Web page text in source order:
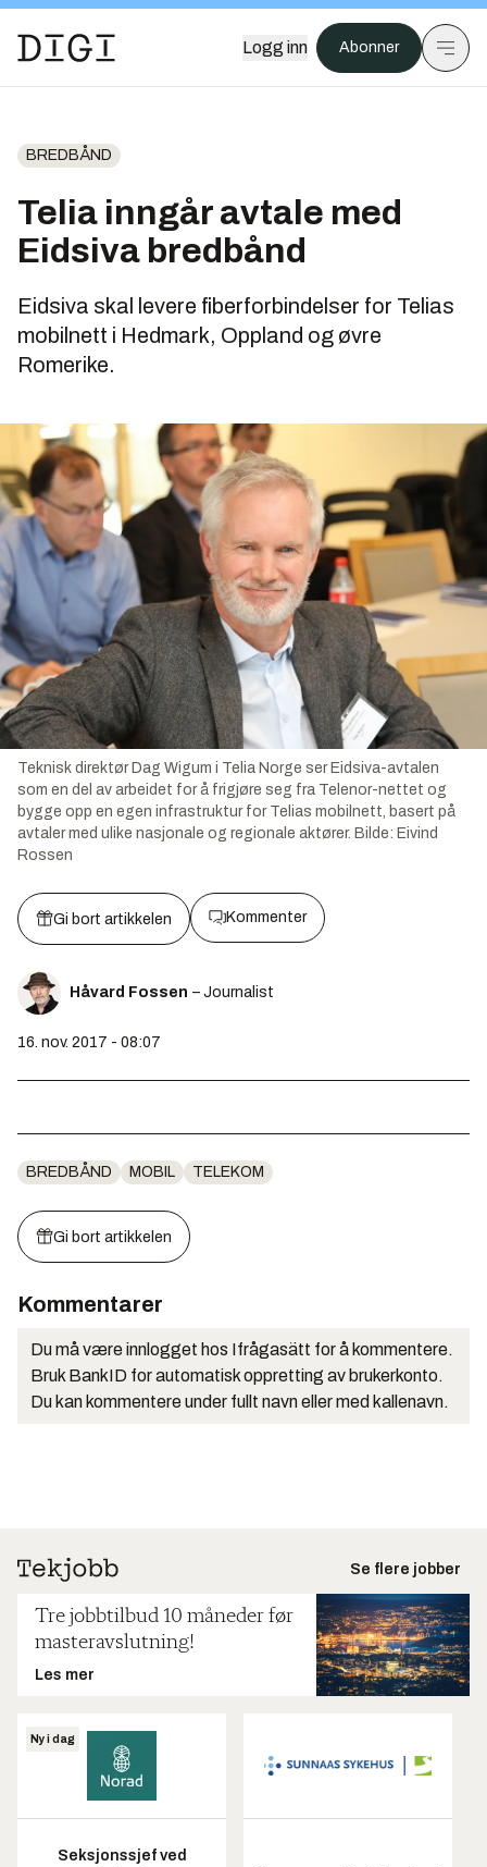
Logg inn Abonner
BREDBÅND
Telia inngår avtale med
Eidsiva bredbånd
Eidsiva skal levere fiberforbindelser for Telias
mobilnett i Hedmark, Oppland og øvre
Romerike.
Teknisk direktør Dag Wigum i Telia Norge ser Eidsiva-avtalen
som en del av arbeidet for å frigjøre seg fra Telenor-nettet og
bygge opp en egen infrastruktur for Telias mobilnett, basert på
avtaler med ulike nasjonale og regionale aktører. Bilde: Eivind
Rossen
Gi bort artikkelen Kommenter
Håvard Fossen – Journalist
16. nov. 2017 - 08:07
BREDBÅND MOBIL TELEKOM
Gi bort artikkelen
Kommentarer
Du må være innlogget hos Ifrågasätt for å kommentere.
Bruk BankID for automatisk oppretting av brukerkonto.
Du kan kommentere under fullt navn eller med kallenavn.
Se flere jobber
Tre jobbtilbud 10 måneder før
masteravslutning!
Les mer
Ny i dag
Seksjonssjef ved